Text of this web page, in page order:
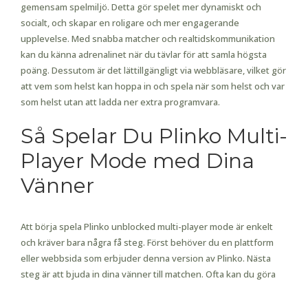
gemensam spelmiljö. Detta gör spelet mer dynamiskt och
socialt, och skapar en roligare och mer engagerande
upplevelse. Med snabba matcher och realtidskommunikation
kan du känna adrenalinet när du tävlar för att samla högsta
poäng. Dessutom är det lättillgängligt via webbläsare, vilket gör
att vem som helst kan hoppa in och spela när som helst och var
som helst utan att ladda ner extra programvara.
Så Spelar Du Plinko Multi-
Player Mode med Dina
Vänner
Att börja spela Plinko unblocked multi-player mode är enkelt
och kräver bara några få steg. Först behöver du en plattform
eller webbsida som erbjuder denna version av Plinko. Nästa
steg är att bjuda in dina vänner till matchen. Ofta kan du göra